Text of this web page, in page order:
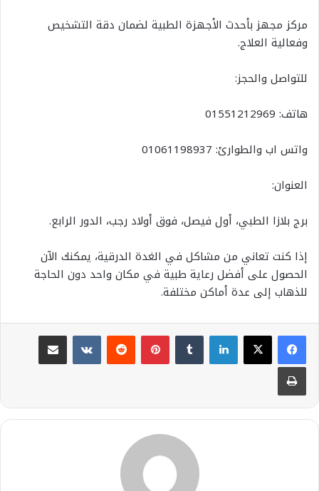
مركز مجهز بأحدث الأجهزة الطبية لضمان دقة التشخيص
وفعالية العلاج.
للتواصل والحجز:
هاتف: 01551212969
واتس اب والطوارئ: 01061198937
العنوان:
برج بلازا الطبي، أول فيصل، فوق أولاد رجب، الدور الرابع.
إذا كنت تعاني من مشاكل في الغدة الدرقية، يمكنك الآن
الحصول على أفضل رعاية طبية في مكان واحد دون الحاجة
للذهاب إلى عدة أماكن مختلفة.
لينكدإن بينتيريست
مشاركة عبر البريد
طباعة